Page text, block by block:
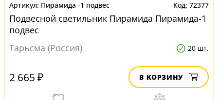
Пирамида -1 подвес 72377
Подвесной светильник Пирамида Пирамида-1
подвес
Тарьсма (Россия)
20 шт.
2 665 ₽ В КОРЗИНУ